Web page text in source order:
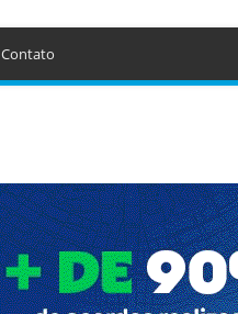
Contato